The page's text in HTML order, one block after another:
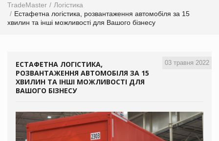
TradeMaster
Логістика
Естафетна логістика, розвантаження автомобіля за 15
хвилин та інші можливості для Вашого бізнесу
03 травня 2022
ЕСТАФЕТНА ЛОГІСТИКА,
РОЗВАНТАЖЕННЯ АВТОМОБІЛЯ ЗА 15
ХВИЛИН ТА ІНШІ МОЖЛИВОСТІ ДЛЯ
ВАШОГО БІЗНЕСУ